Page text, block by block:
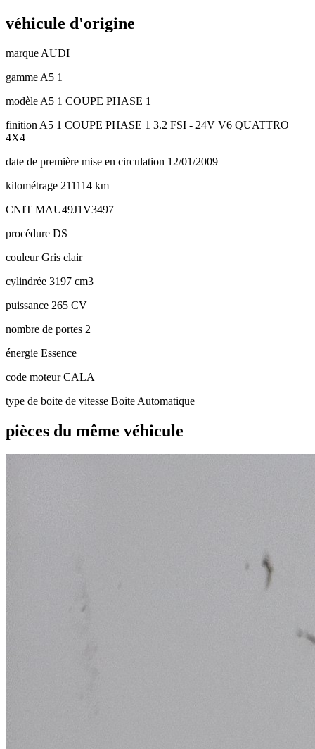
véhicule d'origine
marque AUDI
gamme A5 1
modèle A5 1 COUPE PHASE 1
finition A5 1 COUPE PHASE 1 3.2 FSI - 24V V6 QUATTRO
4X4
date de première mise en circulation 12/01/2009
kilométrage 211114 km
CNIT MAU49J1V3497
procédure DS
couleurGris clair
cylindrée 3197 cm3
puissance 265 CV
nombre de portes 2
énergie Essence
code moteurCALA
type de boite de vitesse Boite Automatique
pièces du même véhicule